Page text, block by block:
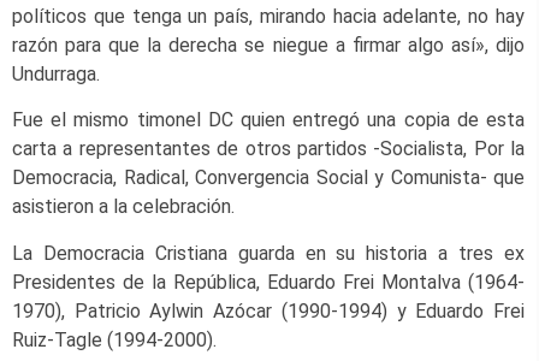
políticos que tenga un país, mirando hacia adelante, no hay
razón para que la derecha se niegue a firmar algo así», dijo
Undurraga.
Fue el mismo timonel DC quien entregó una copia de esta
carta a representantes de otros partidos -Socialista, Por la
Democracia, Radical, Convergencia Social y Comunista- que
asistieron a la celebración.
La Democracia Cristiana guarda en su historia a tres ex
Presidentes de la República, Eduardo Frei Montalva (1964-
1970), Patricio Aylwin Azócar (1990-1994) y Eduardo Frei
Ruiz-Tagle (1994-2000).